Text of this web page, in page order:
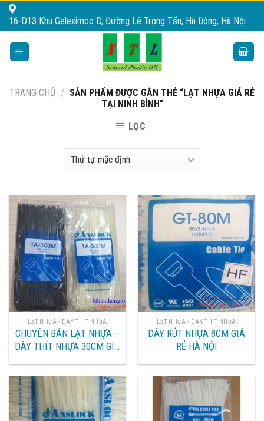
Skip
16-D13 Khu Geleximco D, Đường Lê Trọng Tấn, Hà Đông, Hà Nội
TRANG CHỦ / SẢN PHẨM ĐƯỢC GẮN THẺ “LẠT NHỰA GIÁ RẺ
TẠI NINH BÌNH”
LỌC
LẠT NHỰA - DÂY THÍT NHỰA
CHUYÊN BÁN LẠT NHỰA –
DÂY THÍT NHỰA 30CM GIÁ
LẠT NHỰA - DÂY THÍT NHỰA
DÂY RÚT NHỰA 8CM GIÁ
RẺ HÀ NỘI